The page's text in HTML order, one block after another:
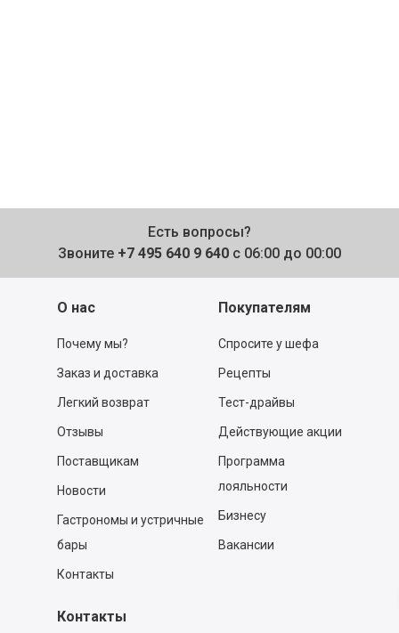
Есть вопросы?
Звоните +7 495 640 9 640 с 06:00 до 00:00
О нас
Почему мы?
Заказ и доставка
Легкий возврат
Отзывы
Поставщикам
Новости
Гастрономы и устричные
бары
Контакты
Покупателям
Спросите у шефа
Рецепты
Тест-драйвы
Действующие акции
Программа
лояльности
Бизнесу
Вакансии
Контакты